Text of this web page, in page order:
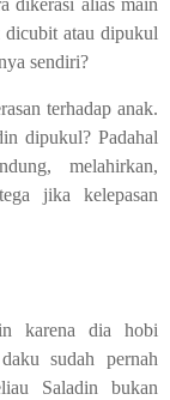
atau dipukul
sendiri?
terhadap anak.
dipukul? Padahal
melahirkan,
jika kelepasan
karena dia hobi
sudah pernah
Saladin bukan